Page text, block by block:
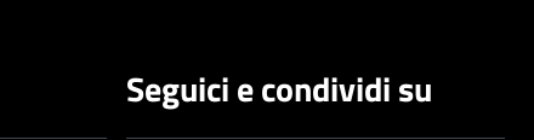
Seguici e condividi su